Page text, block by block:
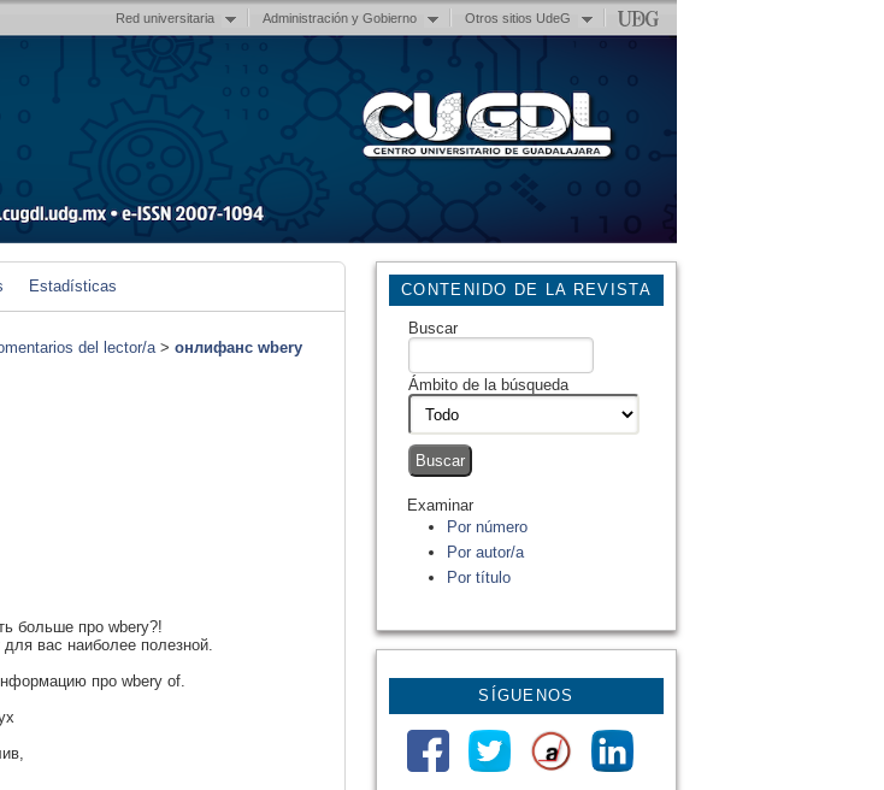
Red universitaria Administración y Gobierno Otros sitios UdeG
CONTENIDO DE LA REVISTA
Buscar
Ámbito de la búsqueda
Examinar
Por número
Por autor/a
Por título
SÍGUENOS
Estadísticas
del lector/a> онлифанс wbery
больше про wbery?!
вас наиболее полезной.
про wbery of.